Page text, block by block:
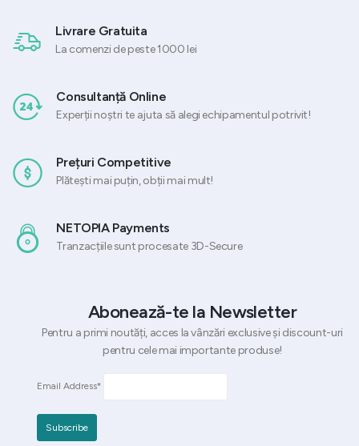
Livrare Gratuita
La comenzi de peste 1000 lei
Consultanță Online
Experții noștri te ajuta să alegi echipamentul potrivit!
Prețuri Competitive
Plătești mai puțin, obții mai mult!
NETOPIA Payments
Tranzacțiile sunt procesate 3D-Secure
Abonează-te la Newsletter
Pentru a primi noutăți, acces la vânzări exclusive și discount-uri
pentru cele mai importante produse!
Email Address*